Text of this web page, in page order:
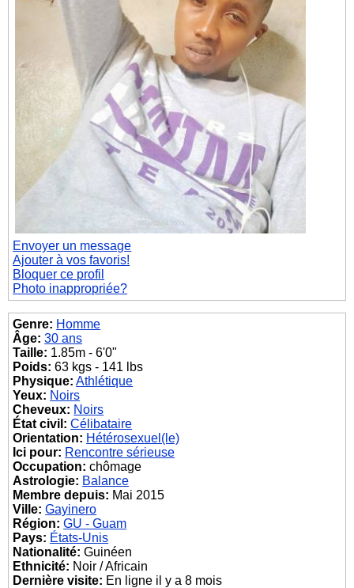
Envoyer un message
Ajouter à vos favoris!
Bloquer ce profil
Photo inappropriée?
Genre: Homme
Âge: 30 ans
Taille: 1.85m - 6'0"
Poids: 63 kgs - 141 lbs
Physique: Athlétique
Yeux: Noirs
Cheveux: Noirs
État civil: Célibataire
Orientation: Hétérosexuel(le)
Ici pour: Rencontre sérieuse
Occupation: chômage
Astrologie: Balance
Membre depuis: Mai 2015
Ville: Gayinero
Région: GU - Guam
Pays: États-Unis
Nationalité: Guinéen
Ethnicité: Noir / Africain
Dernière visite: En ligne il y a 8 mois